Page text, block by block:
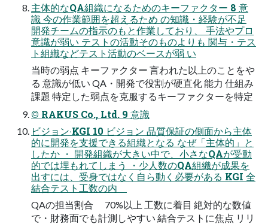
主体的なQA組織になるためのキーファクター 8 意
識 今の作業範囲を超えるため の知識・経験が不足
開発チームの指示のもと作業しており、 手法やプロ
意識が弱い テストの活動そのものよりも 関与・テス
ト組織などテスト活動のベースが弱 い
当時の弱点 キーファクター 言われた以上のことをや
る 意識が低い QA・開発で役割が硬直化 能力 仕組み
課題 特定した弱点を克服するキーファクターを特定
© RAKUS Co., Ltd. 9 意識
ビジョン‧KGI 10 ビジョン 品質保証の側面から主体
的に開発を支援できる組織となる なぜ「主体的」と
したか ・ 開発組織が大きい中で、小さなQAが受動
的では埋もれてしまう ・少人数のQA組織が成果を
出すには、受身ではなく自ら動く必要がある KGI 全
結合テスト工数の内
QAの担当割合 70%以上 工数に着目 絶対的な数値
で・財務面でも計測しやすい 結合テストに焦点 リリ